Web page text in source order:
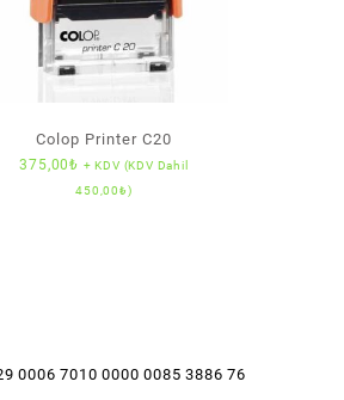
Colop Printer C20
375,00₺ + KDV (KDV Dahil
450,00₺)
0006 7010 0000 0085 3886 76